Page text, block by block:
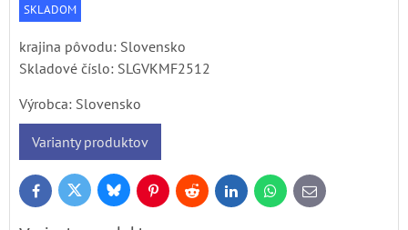
SKLADOM
krajina pôvodu: Slovensko
Skladové číslo: SLGVKMF2512
Výrobca: Slovensko
Varianty produktov
FacebookTwitter BlueskyPinterestReddit LinkedInWhatsApp
E-
mail